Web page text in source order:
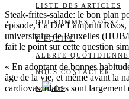
LISTE DES ARTICLES
QUI SOMMES-NOUS?
L’ÉQUIPE
ALERTE QUOTIDIENNE
NOUS CONTACTER
I DS
Steak-frites-salade: le bon plan
épisode, La Dre Lamprini
universitaire de Bruxelles
fait le point sur cette question
« En adoptant de bonnes
âge de la vie, et même avant la
cardiovasculaires sont